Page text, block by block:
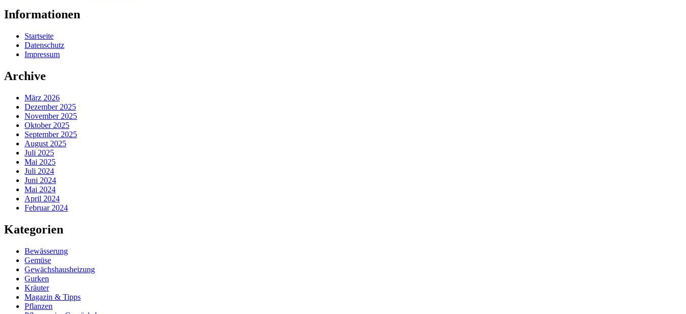
Informationen
Startseite
Datenschutz
Impressum
Archive
März 2026
Dezember 2025
November 2025
Oktober 2025
September 2025
August 2025
Juli 2025
Mai 2025
Juli 2024
Juni 2024
Mai 2024
April 2024
Februar 2024
Kategorien
Bewässerung
Gemüse
Gewächshausheizung
Gurken
Kräuter
Magazin & Tipps
Pflanzen